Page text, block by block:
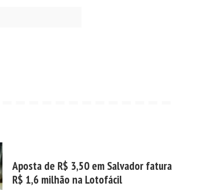
Aposta de R$ 3,50 em Salvador fatura
R$ 1,6 milhão na Lotofácil